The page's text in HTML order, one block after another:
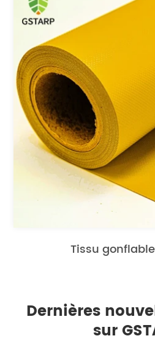
Tissu
Dernières
sur